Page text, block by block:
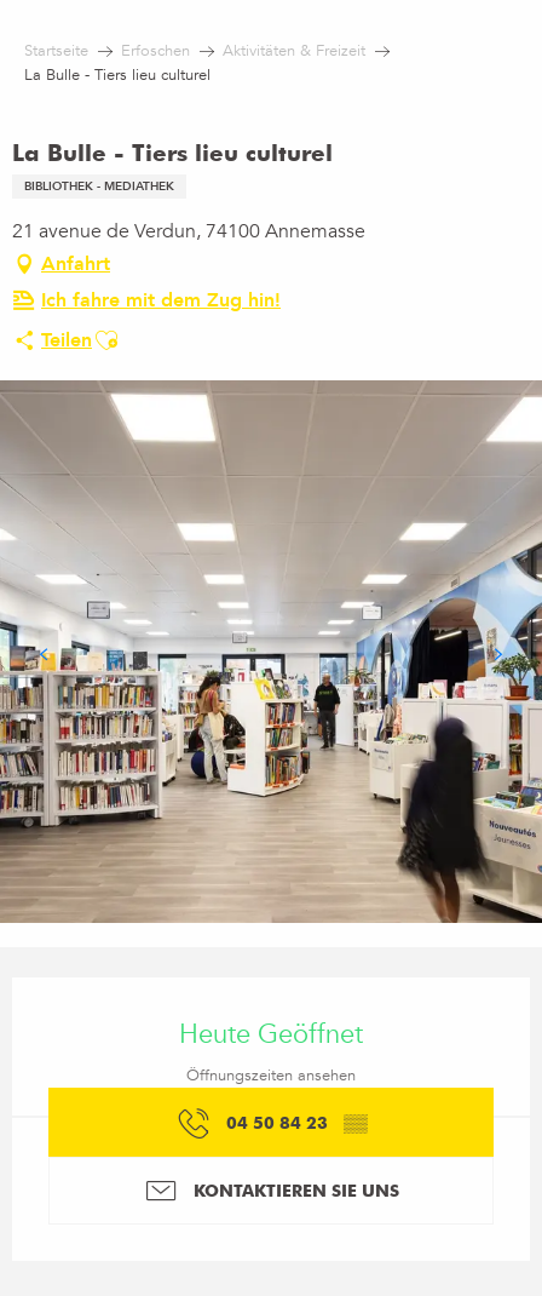
contenu
Startseite Erfoschen
Aktivitäten & Freizeit
La Bulle - Tiers lieu culturel
La Bulle - Tiers lieu culturel
BIBLIOTHEK - MEDIATHEK
21 avenue de Verdun, 74100 Annemasse
Anfahrt
Ich fahre mit dem Zug hin!
TeilenAjouter aux favoris
Heute Geöffnet
Öffnungszeiten ansehen
04 50 84 23 ▒▒
KONTAKTIEREN SIE UNS